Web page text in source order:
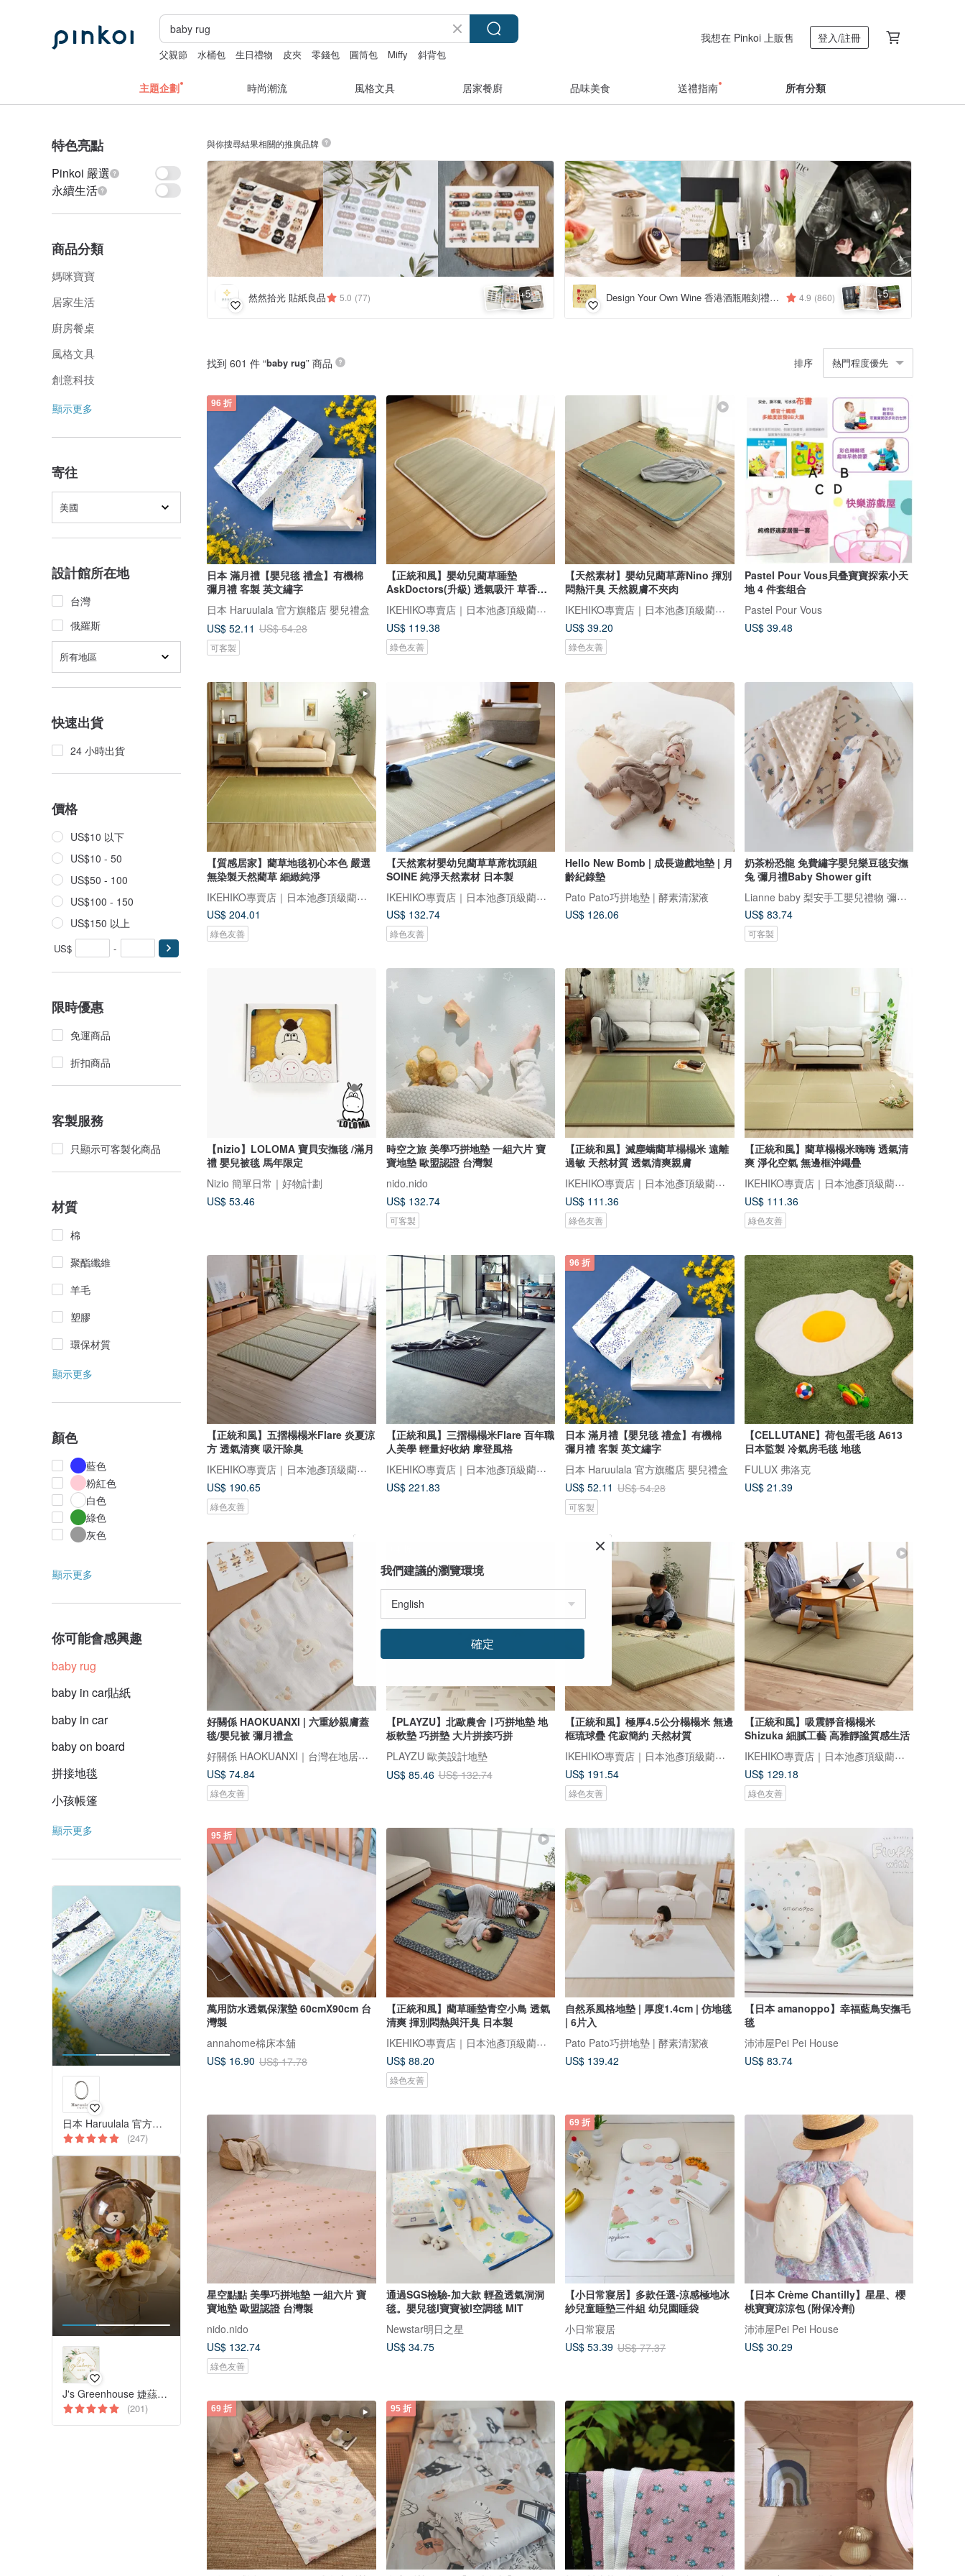
父親節 水桶包 生日禮物 皮夾 零錢包 圓筒包 Miffy 斜背包
我想在 Pinkoi 上販售 登入/註冊
主題企劃 時尚潮流 風格文具 居家餐廚 品味美食 送禮指南 所有分類
特色亮點
Pinkoi 嚴選
永續生活
商品分類
媽咪寶寶
居家生活
廚房餐桌
風格文具
創意科技
顯示更多
寄往
美國
設計館所在地
台灣
俄羅斯
所有地區
快速出貨
24 小時出貨
價格
US$10 以下
US$10 - 50
US$50 - 100
US$100 - 150
US$150 以上
US$ -
限時優惠
免運商品
折扣商品
客製服務
只顯示可客製化商品
材質
棉
聚酯纖維
羊毛
塑膠
環保材質
顯示更多
顏色
藍色
粉紅色
白色
綠色
灰色
顯示更多
你可能會感興趣
baby rug
baby in car貼紙
baby in car
baby on board
拼接地毯
小孩帳篷
顯示更多
日本 Haruulala 官方旗艦店 嬰兒禮盒
(247)
J's Greenhouse 婕蕬花時
(201)
與你搜尋結果相關的推廣品牌
然然拾光 貼紙良品 5.0 (77) +5 Design Your Own Wine 香港酒瓶雕刻禮品專門店 4.9 (860) +5
找到 601 件 “baby rug” 商品 排序 熱門程度優先
96 折
日本 滿月禮【嬰兒毯 禮盒】有機棉
彌月禮 客製 英文繡字
日本 Haruulala 官方旗艦店 嬰兒禮盒
US$ 52.11 US$ 54.28
可客製
【正統和風】嬰幼兒藺草睡墊
AskDoctors(升級) 透氣吸汗 草香入
眠
IKEHIKO專賣店｜日本池彥頂級藺草製品｜讓生活與自然更靠近
US$ 119.38
綠色友善
【天然素材】嬰幼兒藺草蓆Nino 揮別
悶熱汗臭 天然親膚不夾肉
IKEHIKO專賣店｜日本池彥頂級藺草製品｜讓生活與自然更靠近
US$ 39.20
綠色友善
Pastel Pour Vous貝叠寶寶探索小天
地 4 件套组合
Pastel Pour Vous
US$ 39.48
【質感居家】藺草地毯初心本色 嚴選
無染製天然藺草 細緻純淨
IKEHIKO專賣店｜日本池彥頂級藺草製品｜讓生活與自然更靠近
US$ 204.01
綠色友善
【天然素材嬰幼兒藺草草蓆枕頭組
SOINE 純淨天然素材 日本製
IKEHIKO專賣店｜日本池彥頂級藺草製品｜讓生活與自然更靠近
US$ 132.74
綠色友善
Hello New Bomb | 成長遊戲地墊 | 月
齡紀錄墊
Pato Pato巧拼地墊 | 酵素清潔液
US$ 126.06
奶茶粉恐龍 免費繡字嬰兒樂豆毯安撫
兔 彌月禮Baby Shower gift
Lianne baby 梨安手工嬰兒禮物 彌月禮 新生兒見面禮 周歲禮
US$ 83.74
可客製
【nizio】LOLOMA 寶貝安撫毯 /滿月
禮 嬰兒被毯 馬年限定
Nizio 簡單日常｜好物計劃
US$ 53.46
時空之旅 美學巧拼地墊 一組六片 寶
寶地墊 歐盟認證 台灣製
nido.nido
US$ 132.74
可客製
【正統和風】滅塵螨藺草榻榻米 遠離
過敏 天然材質 透氣清爽親膚
IKEHIKO專賣店｜日本池彥頂級藺草製品｜讓生活與自然更靠近
US$ 111.36
綠色友善
【正統和風】藺草榻榻米嗨嗨 透氣清
爽 淨化空氣 無邊框沖繩疊
IKEHIKO專賣店｜日本池彥頂級藺草製品｜讓生活與自然更靠近
US$ 111.36
綠色友善
【正統和風】五摺榻榻米Flare 炎夏涼
方 透氣清爽 吸汗除臭
IKEHIKO專賣店｜日本池彥頂級藺草製品｜讓生活與自然更靠近
US$ 190.65
綠色友善
【正統和風】三摺榻榻米Flare 百年職
人美學 輕量好收納 摩登風格
IKEHIKO專賣店｜日本池彥頂級藺草製品｜讓生活與自然更靠近
US$ 221.83
96 折
日本 滿月禮【嬰兒毯 禮盒】有機棉
彌月禮 客製 英文繡字
日本 Haruulala 官方旗艦店 嬰兒禮盒
US$ 52.11 US$ 54.28
可客製
【CELLUTANE】荷包蛋毛毯 A613
日本監製 冷氣房毛毯 地毯
FULUX 弗洛克
US$ 21.39
好關係 HAOKUANXI | 六重紗親膚蓋
毯/嬰兒被 彌月禮盒
好關係 HAOKUANXI｜台灣在地居家織業品牌-從家出發 從寢具開始
US$ 74.84
綠色友善
【PLAYZU】北歐農舍 ∣ 巧拼地墊 地
板軟墊 巧拼墊 大片拼接巧拼
PLAYZU 歐美設計地墊
US$ 85.46 US$ 132.74
【正統和風】極厚4.5公分榻榻米 無邊
框琉球疊 侘寂簡約 天然材質
IKEHIKO專賣店｜日本池彥頂級藺草製品｜讓生活與自然更靠近
US$ 191.54
綠色友善
【正統和風】吸震靜音榻榻米
Shizuka 細膩工藝 高雅靜謐質感生活
IKEHIKO專賣店｜日本池彥頂級藺草製品｜讓生活與自然更靠近
US$ 129.18
綠色友善
95 折
萬用防水透氣保潔墊 60cmX90cm 台
灣製
annahome棉床本舖
US$ 16.90 US$ 17.78
【正統和風】藺草睡墊青空小鳥 透氣
清爽 揮別悶熱與汗臭 日本製
IKEHIKO專賣店｜日本池彥頂級藺草製品｜讓生活與自然更靠近
US$ 88.20
綠色友善
自然系風格地墊 | 厚度1.4cm | 仿地毯
| 6片入
Pato Pato巧拼地墊 | 酵素清潔液
US$ 139.42
【日本 amanoppo】幸福藍鳥安撫毛
毯
沛沛屋Pei Pei House
US$ 83.74
星空點點 美學巧拼地墊 一組六片 寶
寶地墊 歐盟認證 台灣製
nido.nido
US$ 132.74
綠色友善
通過SGS檢驗-加大款 輕盈透氣洞洞
毯。嬰兒毯l寶寶被l空調毯 MIT
Newstar明日之星
US$ 34.75
69 折
【小日常寢居】多款任選-涼感極地冰
紗兒童睡墊三件組 幼兒園睡袋
小日常寢居
US$ 53.39 US$ 77.37
【日本 Crème Chantilly】星星、櫻
桃寶寶涼涼包 (附保冷劑)
沛沛屋Pei Pei House
US$ 30.29
69 折 95 折
我們建議的瀏覽環境
確定